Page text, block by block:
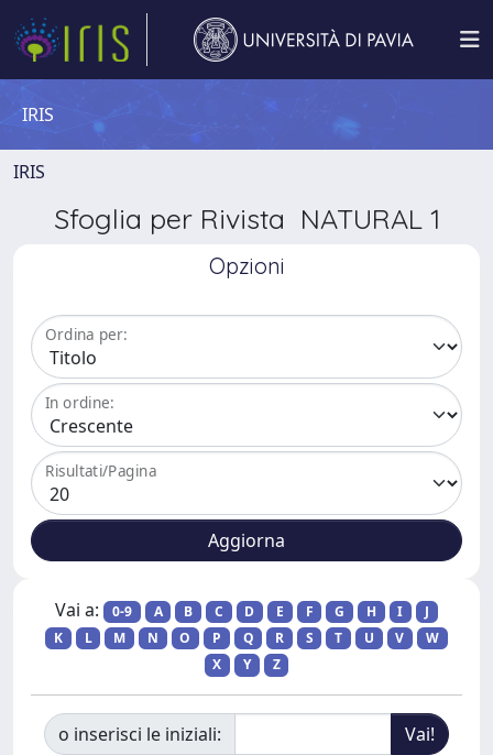
IRIS
IRIS
Sfoglia per Rivista NATURAL 1
Opzioni
Ordina per:
In ordine:
Risultati/Pagina
Vai a: 0-9 A B C D E F G H I
J
K
L M N O P Q R S T U V
W
X
Y Z
o inserisci le iniziali: